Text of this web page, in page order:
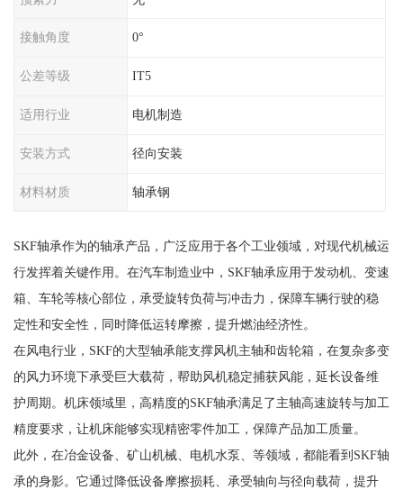
接触角度 0°
公差等级 IT5
适用行业 电机制造
安装方式 径向安装
材料材质 轴承钢
SKF轴承作为的轴承产品，广泛应用于各个工业领域，对现代机械运
行发挥着关键作用。在汽车制造业中，SKF轴承应用于发动机、变速
箱、车轮等核心部位，承受旋转负荷与冲击力，保障车辆行驶的稳
定性和安全性，同时降低运转摩擦，提升燃油经济性。
在风电行业，SKF的大型轴承能支撑风机主轴和齿轮箱，在复杂多变
的风力环境下承受巨大载荷，帮助风机稳定捕获风能，延长设备维
护周期。机床领域里，高精度的SKF轴承满足了主轴高速旋转与加工
精度要求，让机床能够实现精密零件加工，保障产品加工质量。
此外，在冶金设备、矿山机械、电机水泵、等领域，都能看到SKF轴
承的身影。它通过降低设备摩擦损耗、承受轴向与径向载荷，提升